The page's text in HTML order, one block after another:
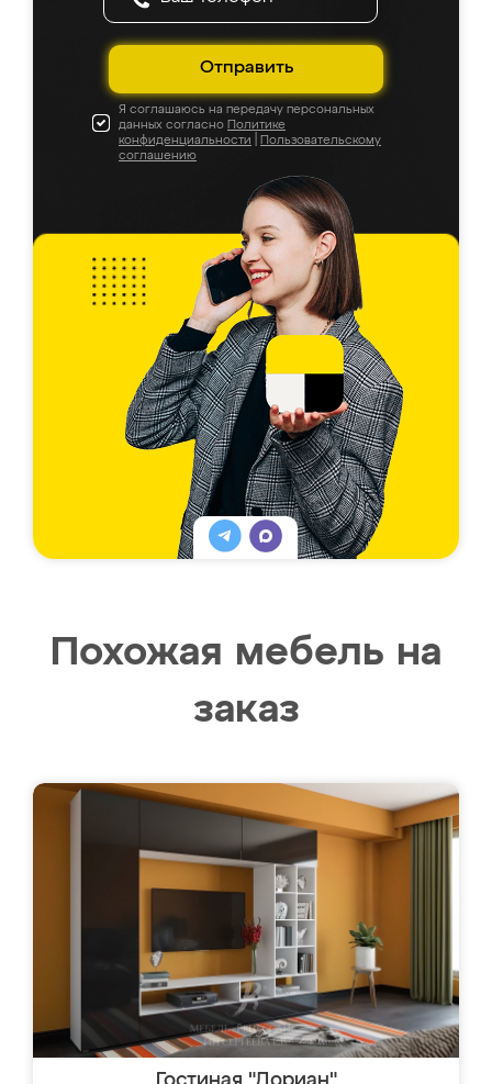
Отправить
Я соглашаюсь на передачу персональных
данных согласно Политике
конфиденциальности
Пользовательскому
соглашению
Похожая мебель на
заказ